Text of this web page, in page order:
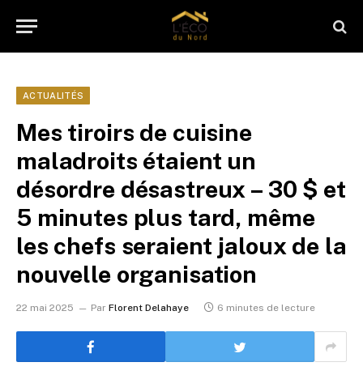
ACTUALITÉS
Mes tiroirs de cuisine
maladroits étaient un
désordre désastreux – 30 $ et
5 minutes plus tard, même
les chefs seraient jaloux de la
nouvelle organisation
22 mai 2025 Par Florent Delahaye 6 minutes de lecture